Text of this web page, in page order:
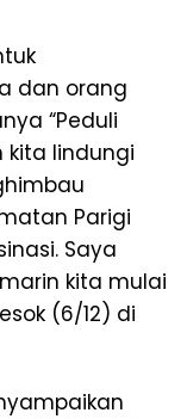
dan orang
“Peduli
kita lindungi
Parigi
Saya
kita mulai
(6/12) di